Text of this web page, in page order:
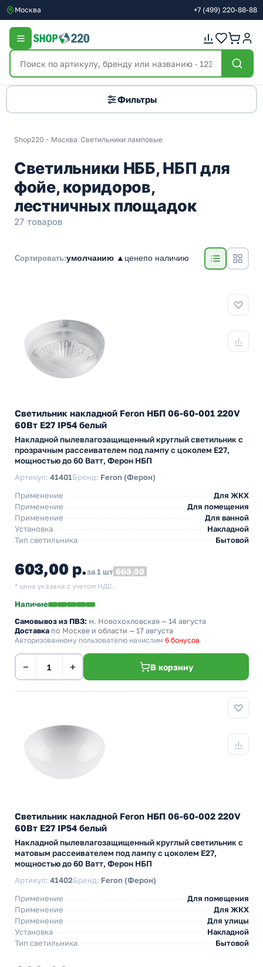
Москва +7 (499) 220-88-88
Фильтры
Shop220 - Москва/Светильники ламповые
Светильники НББ, НБП для
фойе, коридоров,
лестничных площадок
27 товаров
Сортировать:умолчанию ▲ ценепо наличию
Светильник накладной Feron НБП 06-60-001 220V
60Вт Е27 IP54 белый
Накладной пылевлагозащищенный круглый светильник с
прозрачным рассеивателем под лампу с цоколем Е27,
мощностью до 60 Ватт, Ферон НБП
Артикул: 41401Бренд: Feron (Ферон)
Применение
Для ЖКХ
Применение
Для помещения
Применение
Для ванной
Установка
Накладной
Тип светильника
Бытовой
603,00 р.за 1 шт 663,30
* цена указана с учетом НДС.
Наличие
Самовывоз из ПВЗ: м. Новохохловская — 14 августа
Доставка по Москве и области — 17 августа
Авторизованному пользователю начислим 6 бонусов
− + В корзину
Светильник накладной Feron НБП 06-60-002 220V
60Вт Е27 IP54 белый
Накладной пылевлагозащищенный круглый светильник с
матовым рассеивателем под лампу с цоколем Е27,
мощностью до 60 Ватт, Ферон НБП
Артикул: 41402Бренд: Feron (Ферон)
Применение
Для помещения
Применение
Для ЖКХ
Применение
Для улицы
Установка
Накладной
Тип светильника
Бытовой